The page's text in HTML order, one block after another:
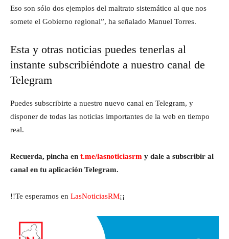
Eso son sólo dos ejemplos del maltrato sistemático al que nos
somete el Gobierno regional”, ha señalado Manuel Torres.
Esta y otras noticias puedes tenerlas al
instante subscribiéndote a nuestro canal de
Telegram
Puedes subscribirte a nuestro nuevo canal en Telegram, y
disponer de todas las noticias importantes de la web en tiempo
real.
Recuerda, pincha en t.me/lasnoticiasrm y dale a subscribir al
canal en tu aplicación Telegram.
!!Te esperamos en LasNoticiasRM¡¡